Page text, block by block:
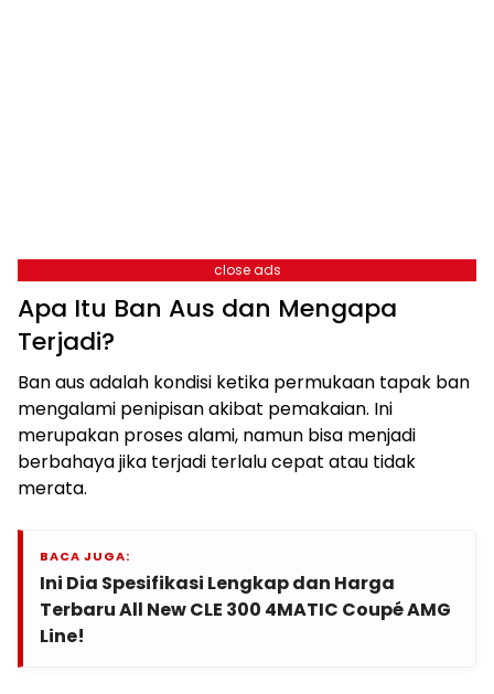
close ads
Apa Itu Ban Aus dan Mengapa
Terjadi?
Ban aus adalah kondisi ketika permukaan tapak ban
mengalami penipisan akibat pemakaian. Ini
merupakan proses alami, namun bisa menjadi
berbahaya jika terjadi terlalu cepat atau tidak
merata.
BACA JUGA:
Ini Dia Spesifikasi Lengkap dan Harga
Terbaru All New CLE 300 4MATIC Coupé AMG
Line!